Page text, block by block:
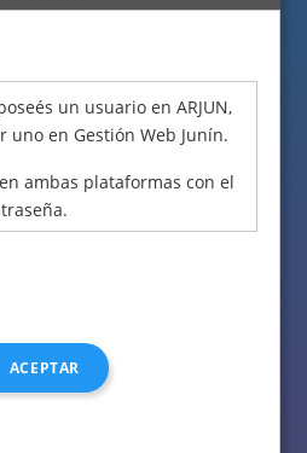
lo establecido en la
un usuario en ARJUN,
uno en Gestión Web Junín.
ambas plataformas con el
ACEPTAR